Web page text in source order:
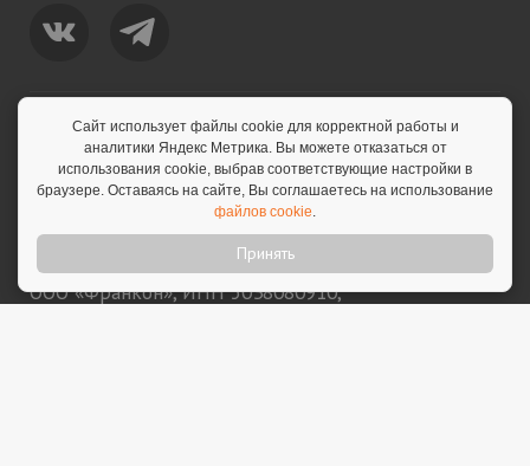
Политика конфиденциальности
Согласие на обработку персональных данных
Политика обработки персональных данных
© 2026 Franshiza.ru • Франшиза.рф
ООО «Франкон», ИНН 5038080910,
Сайт использует файлы cookie для корректной работы и
аналитики Яндекс Метрика. Вы можете отказаться от
использования cookie, выбрав соответствующие настройки в
браузере. Оставаясь на сайте, Вы соглашаетесь на использование
файлов cookie.
Принять